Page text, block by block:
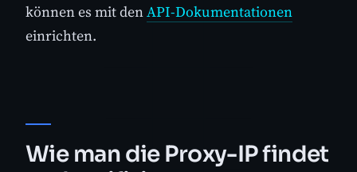
können es mit denAPI-Dokumentationen
einrichten.
Wie man die Proxy-IP findet